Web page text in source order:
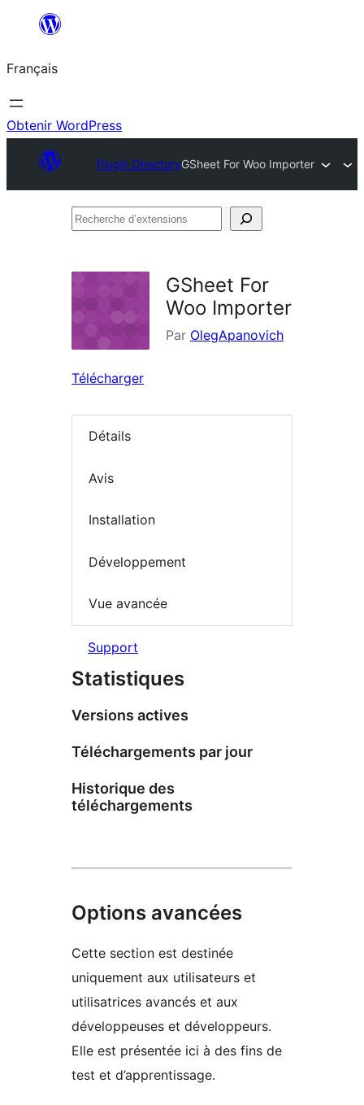
contenu
Français
Obtenir WordPress
Plugin DirectoryGSheet For Woo Importer
Recherche
GSheet For
Woo Importer
Par OlegApanovich
Télécharger
Détails
Avis
Installation
Développement
Vue avancée
Support
Statistiques
Versions actives
Téléchargements par jour
Historique des
téléchargements
Options avancées
Cette section est destinée
uniquement aux utilisateurs et
utilisatrices avancés et aux
développeuses et développeurs.
Elle est présentée ici à des fins de
test et d’apprentissage.